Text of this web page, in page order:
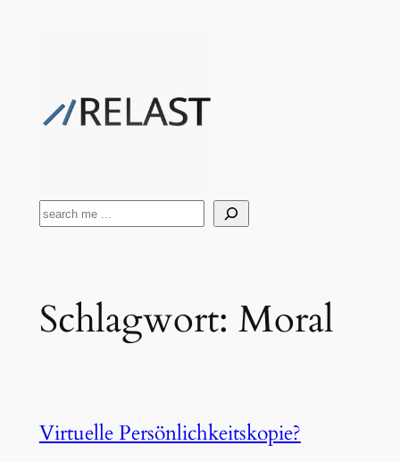
Suchen
Schlagwort: Moral
Virtuelle Persönlichkeitskopie?